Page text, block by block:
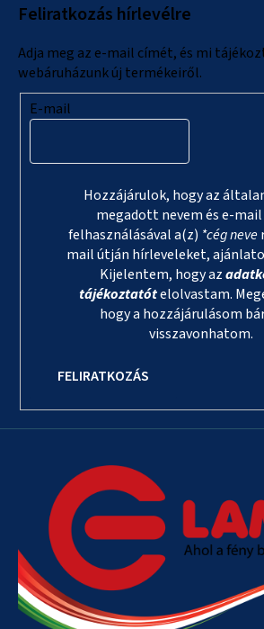
Feliratkozás hírlevélre
Adja meg az e-mail címét, és mi
webáruházunk új termékeiről.
E-mail
Hozzájárulok, hogy az
megadott nevem és e-
felhasználásával a(z) *cég neve
mail útján hírleveleket,
Kijelentem, hogy az
tájékoztatótelolvastam.
hogy a hozzájárulásom
visszavonhatom.
FELIRATKOZÁS